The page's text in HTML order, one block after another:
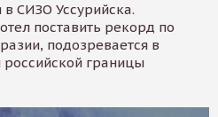
СИЗО Уссурийска.
поставить рекорд по
подозревается в
границы